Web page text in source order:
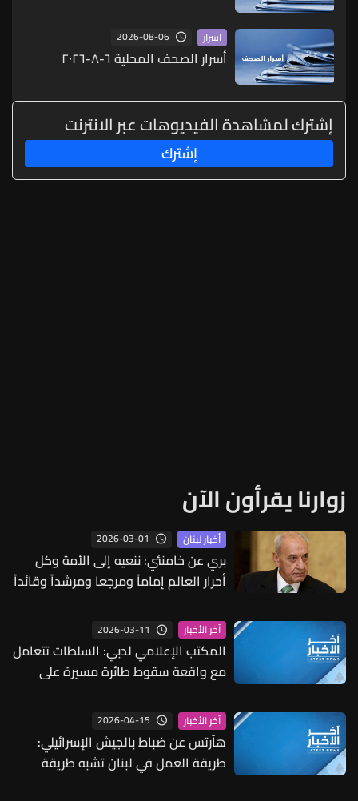
اسرار 2026-08-06
أسرار الصحف المحلية ٦-٨-٢٠٢٦
إشترك لمشاهدة الفيديوهات عبر الانترنت
إشترك
زوارنا يقرأون الآن
أخبار لبنان 2026-03-01
بري عن خامنئي: ننعيه إلى الأمة وكل
أحرار العالم إماماً ومرجعا ومرشداً وقائداً
آخر الأخبار 2026-03-11
المكتب الإعلامي لدبي: السلطات تتعامل
مع واقعة سقوط طائرة مسيرة على
آخر الأخبار 2026-04-15
هآرتس عن ضباط بالجيش الإسرائيلي:
طريقة العمل في لبنان تشبه طريقة